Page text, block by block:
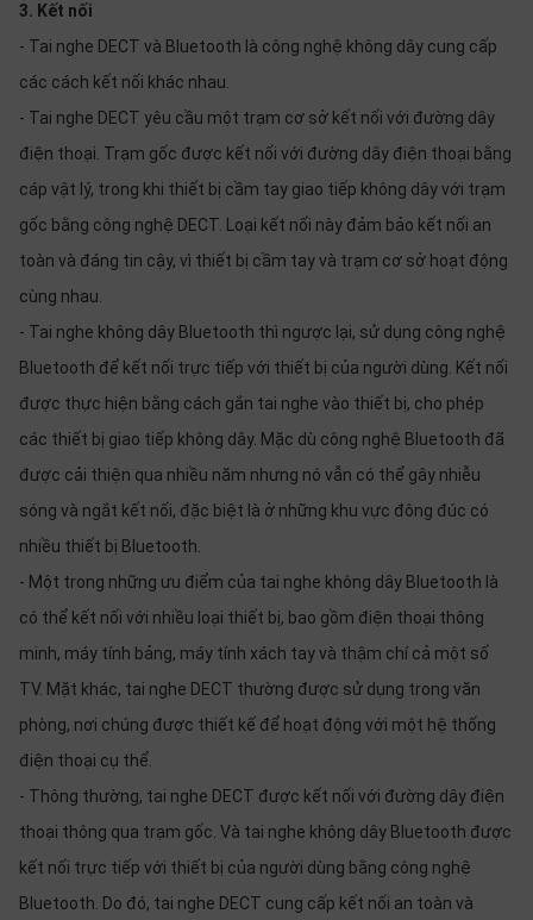
3. Kết nối
- Tai nghe DECT và Bluetooth là công nghệ không dây cung cấp
các cách kết nối khác nhau.
- Tai nghe DECT yêu cầu một trạm cơ sở kết nối với đường dây
điện thoại. Trạm gốc được kết nối với đường dây điện thoại bằng
cáp vật lý, trong khi thiết bị cầm tay giao tiếp không dây với trạm
gốc bằng công nghệ DECT. Loại kết nối này đảm bảo kết nối an
toàn và đáng tin cậy, vì thiết bị cầm tay và trạm cơ sở hoạt động
cùng nhau.
- Tai nghe không dây Bluetooth thì ngược lại, sử dụng công nghệ
Bluetooth để kết nối trực tiếp với thiết bị của người dùng. Kết nối
được thực hiện bằng cách gắn tai nghe vào thiết bị, cho phép
các thiết bị giao tiếp không dây. Mặc dù công nghệ Bluetooth đã
được cải thiện qua nhiều năm nhưng nó vẫn có thể gây nhiễu
sóng và ngắt kết nối, đặc biệt là ở những khu vực đông đúc có
nhiều thiết bị Bluetooth.
- Một trong những ưu điểm của tai nghe không dây Bluetooth là
có thể kết nối với nhiều loại thiết bị, bao gồm điện thoại thông
minh, máy tính bảng, máy tính xách tay và thậm chí cả một số
TV. Mặt khác, tai nghe DECT thường được sử dụng trong văn
phòng, nơi chúng được thiết kế để hoạt động với một hệ thống
điện thoại cụ thể.
- Thông thường, tai nghe DECT được kết nối với đường dây điện
thoại thông qua trạm gốc. Và tai nghe không dây Bluetooth được
kết nối trực tiếp với thiết bị của người dùng bằng công nghệ
Bluetooth. Do đó, tai nghe DECT cung cấp kết nối an toàn và